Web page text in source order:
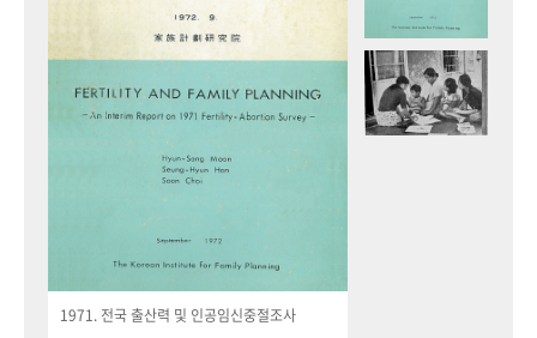
1971. 전국 출산력 및 인공임신중절조사